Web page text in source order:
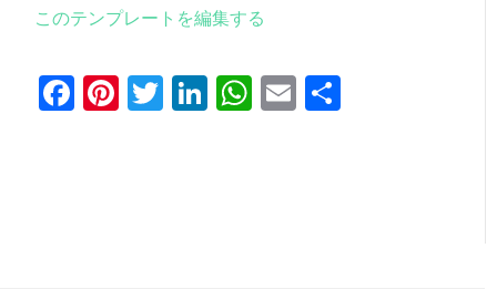
このテンプレートを編集する
Facebook
Pinterest
Twitter
LinkedIn
WhatsApp
Email